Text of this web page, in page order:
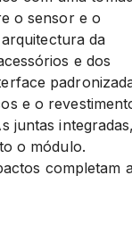
o sensor e o
da
e dos
e o
juntas integradas,
o módulo.
completam